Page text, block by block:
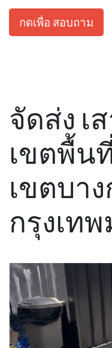
กดเพื่อ สอบถาม
จัดส่ง เ
เขตพื้น
เขตบา
กรุงเท